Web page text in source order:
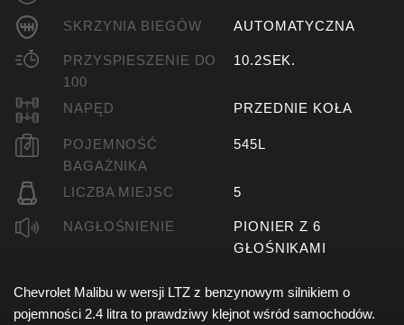
SKRZYNIA BIEGÓW AUTOMATYCZNA
PRZYSPIESZENIE DO
100
10.2SEK.
NAPĘD PRZEDNIE KOŁA
POJEMNOŚĆ
BAGAŻNIKA
545L
LICZBA MIEJSC 5
NAGŁOŚNIENIE
PIONIER Z 6
GŁOŚNIKAMI
Chevrolet Malibu w wersji LTZ z benzynowym silnikiem o
pojemności 2.4 litra to prawdziwy klejnot wśród samochodów.